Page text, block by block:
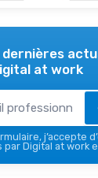
dernières
at work
j’accepte
Digital at work